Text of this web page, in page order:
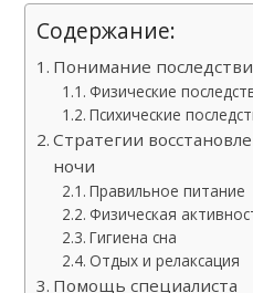
Содержание:
Понимание
Физические
Психические
Стратегии
ночи
Правильное питание
Физическая
Гигиена сна
Отдых и релаксация
Помощь специалиста